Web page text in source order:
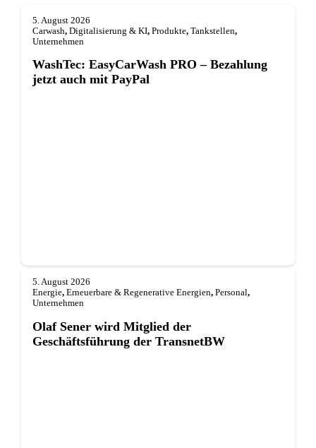
5. August 2026
Carwash, Digitalisierung & KI, Produkte, Tankstellen,
Unternehmen
WashTec: EasyCarWash PRO – Bezahlung
jetzt auch mit PayPal
5. August 2026
Energie, Erneuerbare & Regenerative Energien, Personal,
Unternehmen
Olaf Sener wird Mitglied der
Geschäftsführung der TransnetBW